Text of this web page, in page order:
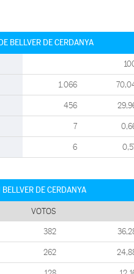
BELLVER DE CERDANYA
1.066
456
7
6
DE CERDANYA
VOTOS
382
262